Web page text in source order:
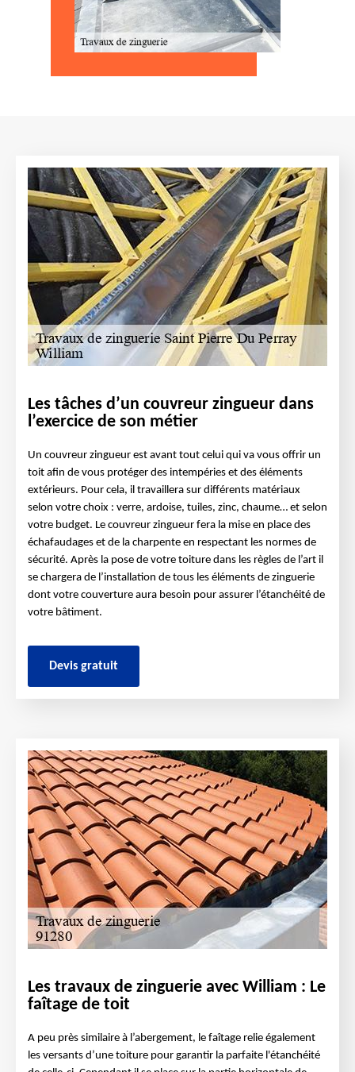
Les tâches d’un couvreur zingueur dans
l’exercice de son métier
Un couvreur zingueur est avant tout celui qui va vous offrir un
toit afin de vous protéger des intempéries et des éléments
extérieurs. Pour cela, il travaillera sur différents matériaux
selon votre choix : verre, ardoise, tuiles, zinc, chaume… et selon
votre budget. Le couvreur zingueur fera la mise en place des
échafaudages et de la charpente en respectant les normes de
sécurité. Après la pose de votre toiture dans les règles de l’art il
se chargera de l’installation de tous les éléments de zinguerie
dont votre couverture aura besoin pour assurer l’étanchéité de
votre bâtiment.
Devis gratuit
Les travaux de zinguerie avec William : Le
faîtage de toit
A peu près similaire à l’abergement, le faîtage relie également
les versants d’une toiture pour garantir la parfaite l'étanchéité